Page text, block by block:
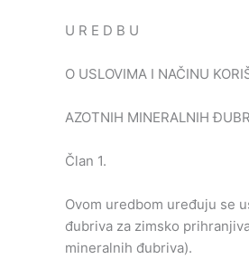
U R E D B U
O USLOVIMA I NAČINU
AZOTNIH MINERALNIH
Član 1.
Ovom uredbom uređuju se
đubriva za zimsko
mineralnih đubriva).